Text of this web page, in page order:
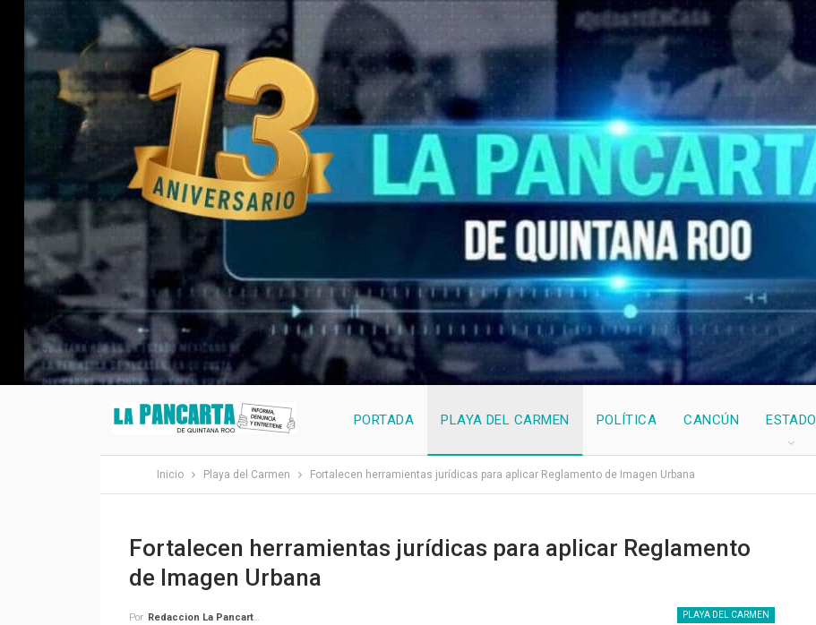
PORTADA PLAYA DEL CARMEN POLÍTICA CANCÚN ESTADO
Inicio Playa del Carmen Fortalecen herramientas jurídicas para aplicar Reglamento de Imagen Urbana
Fortalecen herramientas jurídicas para aplicar Reglamento
de Imagen Urbana
PLAYA DEL CARMEN
Por Redaccion La Pancarta De Quintana Roo